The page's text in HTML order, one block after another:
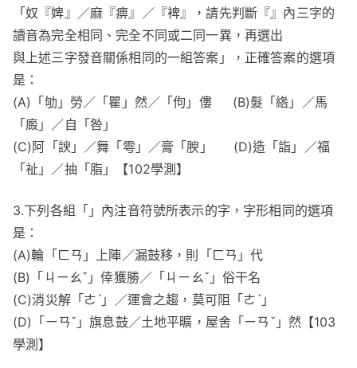
「奴『婢』／麻『痹』／『裨』，請先判斷『』內三字的
讀音為完全相同、完全不同或二同一異，再選出
與上述三字發音關係相同的一組答案」，正確答案的選項
是：
(A)「劬」勞／「瞿」然／「佝」僂 (B)髮「綹」／馬
「廄」／自「咎」
(C)阿「諛」／舞「雩」／膏「腴」 (D)造「詣」／福
「祉」／抽「脂」【102學測】
3.下列各組「」內注音符號所表示的字，字形相同的選項
是：
(A)輪「ㄈㄢ」上陣／漏鼓移，則「ㄈㄢ」代
(B)「ㄐㄧㄠˇ」倖獲勝／「ㄐㄧㄠˇ」俗干名
(C)消災解「ㄜˋ」／運會之趨，莫可阻「ㄜˋ」
(D)「ㄧㄢˇ」旗息鼓／土地平曠，屋舍「ㄧㄢˇ」然【103
學測】